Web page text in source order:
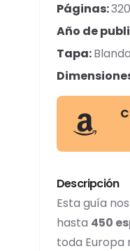
Páginas:320
Año de
Tapa:Blanda
Descripción
Esta guía
hasta 450
toda Europa